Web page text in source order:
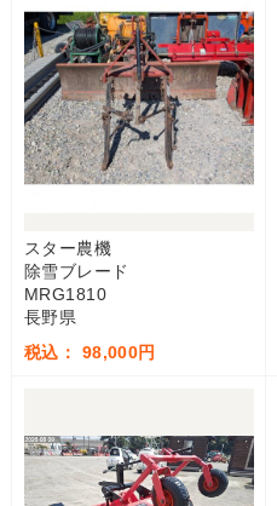
スター農機
除雪ブレード
MRG1810
長野県
税込： 98,000円